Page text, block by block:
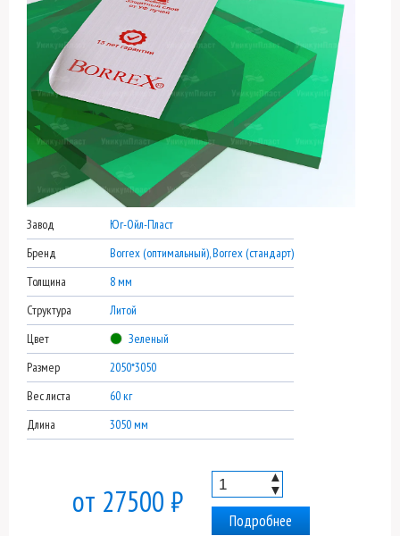
Завод
Юг-Ойл-Пласт
Бренд
Borrex (оптимальный), Borrex (стандарт)
Толщина
8 мм
Структура
Литой
Цвет
Зеленый
Размер
2050*3050
Вес листа
60 кг
Длина
3050 мм
от 27500 ₽
▲
▼
Подробнее